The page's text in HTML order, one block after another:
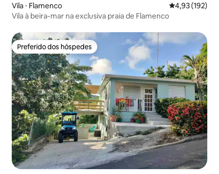
Vila ⋅ Flamenco 4,93 de uma
4,93 (192)
Vila à beira-mar na exclusiva praia de Flamenco
Preferido dos hóspedes
Preferido dos hóspedes